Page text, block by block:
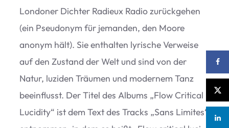
Lon­do­ner Dich­ter Radieux Radio zurück­ge­hen
(ein Pseud­onym für jeman­den, den Moore
anonym hält). Sie ent­hal­ten lyri­sche Ver­weise
auf den Zustand der Welt und sind von der
Natur, luzi­den Träu­men und moder­nem Tanz
beein­flusst. Der Titel des Albums „Flow Cri­ti­cal
Luci­dity“ ist dem Text des Tracks „Sans Limi­tes“